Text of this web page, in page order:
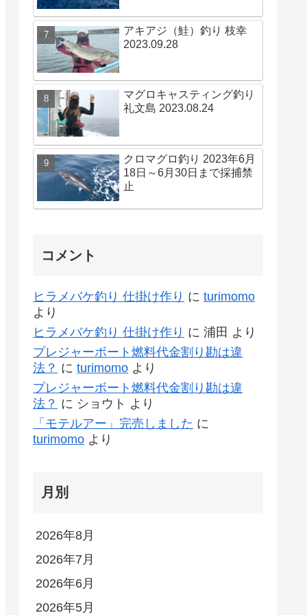
アキアジ（鮭）釣り 枝幸
2023.09.28
マグロキャスティング釣り
礼文島 2023.08.24
クロマグロ釣り 2023年6月
18日～6月30日まで採捕禁
止
コメント
ヒラメバケ釣り 仕掛け作り に turimomo
より
ヒラメバケ釣り 仕掛け作り に 浦田 より
プレジャーボート燃料代金割り勘は違
法？ に turimomo より
プレジャーボート燃料代金割り勘は違
法？ に ショウト より
「モテルアー」完売しました に
turimomo より
月別
2026年8月
2026年7月
2026年6月
2026年5月